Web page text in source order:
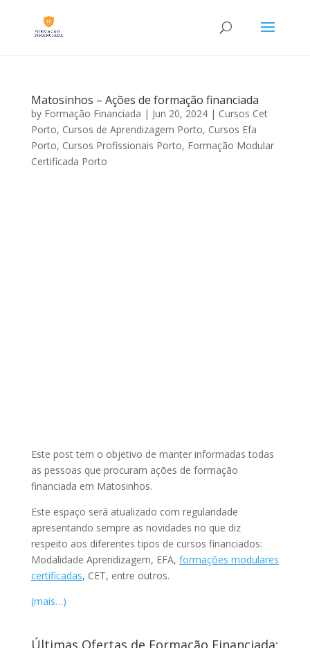
Matosinhos – Ações de formação financiada
by Formação Financiada | Jun 20, 2024| Cursos Cet
Porto, Cursos de Aprendizagem Porto, Cursos Efa
Porto, Cursos Profissionais Porto, Formação Modular
Certificada Porto
Este post tem o objetivo de manter informadas todas
as pessoas que procuram ações de formação
financiada em Matosinhos.
Este espaço será atualizado com regularidade
apresentando sempre as novidades no que diz
respeito aos diferentes tipos de cursos financiados:
Modalidade Aprendizagem, EFA, formações modulares
certificadas, CET, entre outros.
(mais…)
Últimas Ofertas de Formação Financiada: